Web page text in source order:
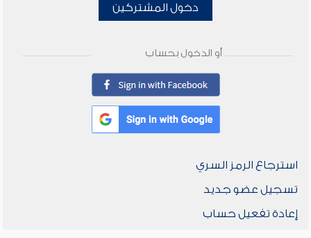
دخول المشتركين
أو الدخول بحساب
استرجاع الرمز السري
تسجيل عضو جديد
إعادة تفعيل حساب